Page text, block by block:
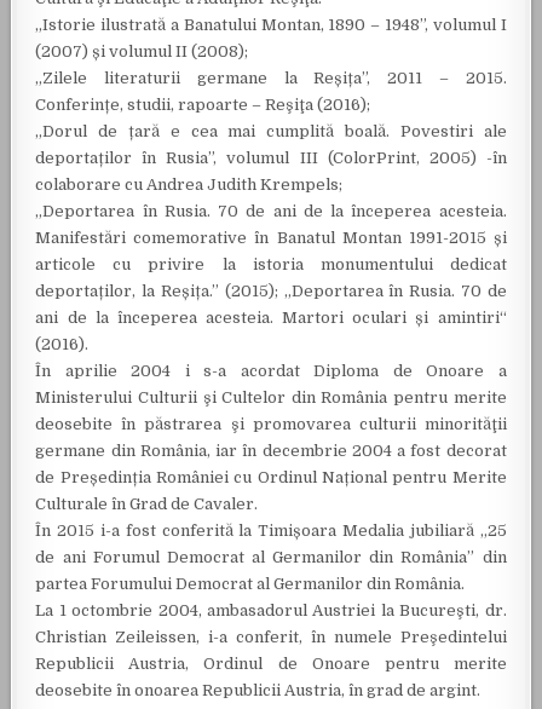
„Istorie ilustrată a Banatului Montan, 1890 – 1948”, volumul I
(2007) și volumul II (2008);
„Zilele literaturii germane la Reșița”, 2011 – 2015.
Conferințe, studii, rapoarte – Reşiţa (2016);
„Dorul de țară e cea mai cumplită boală. Povestiri ale
deportaților în Rusia”, volumul III (ColorPrint, 2005) -în
colaborare cu Andrea Judith Krempels;
„Deportarea în Rusia. 70 de ani de la începerea acesteia.
Manifestări comemorative în Banatul Montan 1991-2015 și
articole cu privire la istoria monumentului dedicat
deportaților, la Reșița.” (2015); „Deportarea în Rusia. 70 de
ani de la începerea acesteia. Martori oculari și amintiri“
(2016).
În aprilie 2004 i s-a acordat Diploma de Onoare a
Ministerului Culturii şi Cultelor din România pentru merite
deosebite în păstrarea şi promovarea culturii minorităţii
germane din România, iar în decembrie 2004 a fost decorat
de Președinția României cu Ordinul Național pentru Merite
Culturale în Grad de Cavaler.
În 2015 i-a fost conferită la Timișoara Medalia jubiliară „25
de ani Forumul Democrat al Germanilor din România” din
partea Forumului Democrat al Germanilor din România.
La 1 octombrie 2004, ambasadorul Austriei la Bucureşti, dr.
Christian Zeileissen, i-a conferit, în numele Preşedintelui
Republicii Austria, Ordinul de Onoare pentru merite
deosebite în onoarea Republicii Austria, în grad de argint.